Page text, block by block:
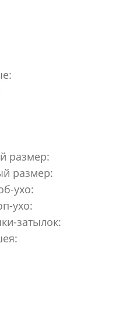
размер:
размер:
ухо:
ухо:
затылок: